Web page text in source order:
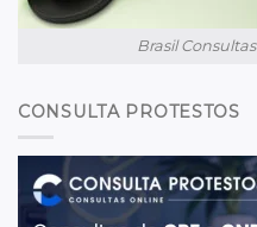
Brasil Consultas
CONSULTA PROTESTOS